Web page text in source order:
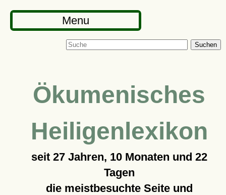
Menu
Suchen
Ökumenisches
Heiligenlexikon
seit 27 Jahren, 10 Monaten und 22
Tagen
die meistbesuchte Seite und